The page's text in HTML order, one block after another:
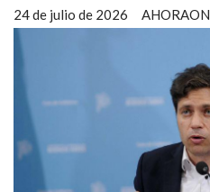
24 de julio de 2026